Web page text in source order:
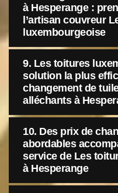
à Hesperange :
l’artisan couvreur
luxembourgeoise
9. Les toitures
solution la plus
changement de
alléchants à
10. Des prix de
abordables
service de Les
à Hesperange